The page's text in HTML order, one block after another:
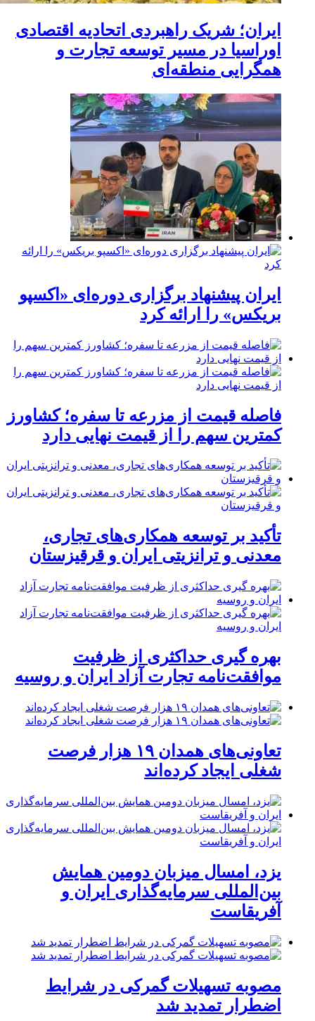
ایران؛ شریک راهبردی اتحادیه اقتصادی
اوراسیا در مسیر توسعه تجارت و
همگرایی منطقه‌ای
ایران پیشنهاد برگزاری دوره‌ای «اکسپو
بریکس» را ارائه کرد
فاصله قیمت از مزرعه تا سفره؛ کشاورز
کمترین سهم را از قیمت نهایی دارد
تأکید بر توسعه همکاری‌های تجاری،
معدنی و ترانزیتی ایران و قرقیزستان
بهره گیری حداکثری از ظرفیت
موافقت‌نامه تجارت آزاد ایران و روسیه
تعاونی‌های همدان ۱۹ هزار فرصت
شغلی ایجاد کرده‌اند
یزد، امسال میزبان دومین همایش
بین‌المللی سرمایه‌گذاری ایران و
آفریقاست
مصوبه تسهیلات گمرکی در شرایط
اضطرار تمدید شد